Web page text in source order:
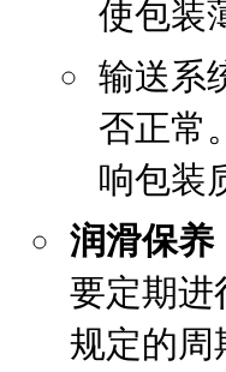
使包装
输送系
否正常
响包装
润滑保养
要定期进
规定的周